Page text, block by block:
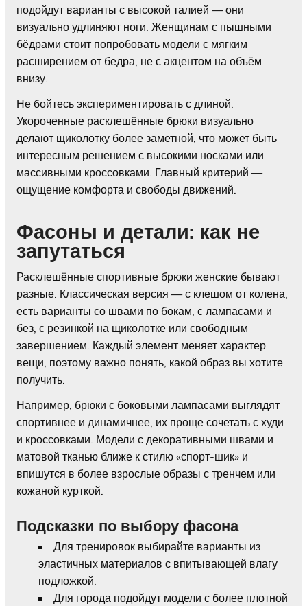
подойдут варианты с высокой талией — они
визуально удлиняют ноги. Женщинам с пышными
бёдрами стоит попробовать модели с мягким
расширением от бедра, не с акцентом на объём
внизу.
Не бойтесь экспериментировать с длиной.
Укороченные расклешённые брюки визуально
делают щиколотку более заметной, что может быть
интересным решением с высокими носками или
массивными кроссовками. Главный критерий —
ощущение комфорта и свободы движений.
Фасоны и детали: как не
запутаться
Расклешённые спортивные брюки женские бывают
разные. Классическая версия — с клешом от колена,
есть варианты со швами по бокам, с лампасами и
без, с резинкой на щиколотке или свободным
завершением. Каждый элемент меняет характер
вещи, поэтому важно понять, какой образ вы хотите
получить.
Например, брюки с боковыми лампасами выглядят
спортивнее и динамичнее, их проще сочетать с худи
и кроссовками. Модели с декоративными швами и
матовой тканью ближе к стилю «спорт-шик» и
впишутся в более взрослые образы с тренчем или
кожаной курткой.
Подсказки по выбору фасона
Для тренировок выбирайте варианты из
эластичных материалов с впитывающей влагу
подложкой.
Для города подойдут модели с более плотной